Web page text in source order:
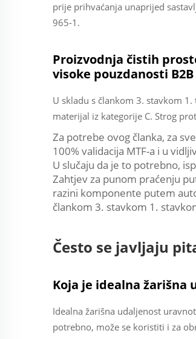
prije prihvaćanja unaprijed
965-1.
Proizvodnja čistih
visoke pouzdanosti
U skladu s člankom 3. stavkom
materijal iz kategorije C. Strog
Za potrebe ovog članka, za
100% validacija MTF-a i u
U slučaju da je to potrebno,
Zahtjev za punom praćenju
razini komponente putem
člankom 3. stavkom 1.
Često se javljaju
Koja je idealna žarišna
Idealna žarišna udaljenost
potrebno, može se koristiti i za